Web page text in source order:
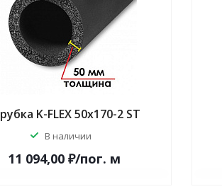
K-FLEX 50x170-2 ST
В наличии
11 094,00 ₽/пог. м